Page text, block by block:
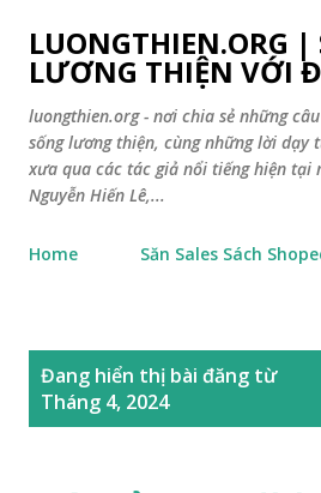
Chuyển đến nội
LUONGTHIEN.ORG |
LƯƠNG THIỆN VỚI
luongthien.org - nơi chia sẻ những
sống lương thiện, cùng những lời dạy
xưa qua các tác giả nổi tiếng hiện tại
Nguyễn Hiến Lê,...
Home Săn Sales Sách
Đang hiển thị bài đăng từ
Tháng 4, 2024